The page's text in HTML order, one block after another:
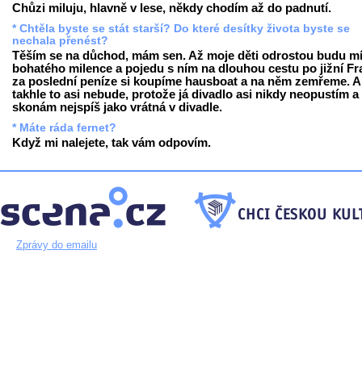
Chůzi miluju, hlavně v lese, někdy chodím až do padnutí.
* Chtěla byste se stát starší? Do které desítky života byste se
nechala přenést?
Těším se na důchod, mám sen. Až moje děti odrostou budu
bohatého milence a pojedu s ním na dlouhou cestu po jižní
za poslední peníze si koupíme hausboat a na něm zemřeme.
takhle to asi nebude, protože já divadlo asi nikdy neopustím a
skonám nejspíš jako vrátná v divadle.
* Máte ráda fernet?
Když mi nalejete, tak vám odpovím.
Zprávy do emailu